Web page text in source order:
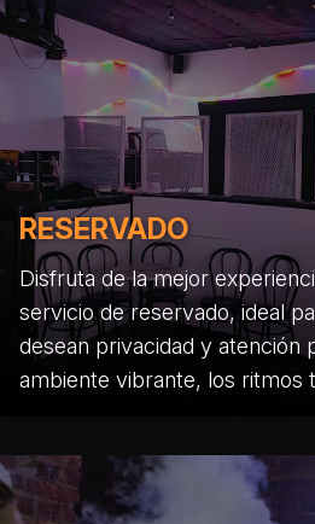
RESERVADO
Disfruta de la mejor
servicio de reservado, ideal
desean privacidad y atención
ambiente vibrante, los ritmos